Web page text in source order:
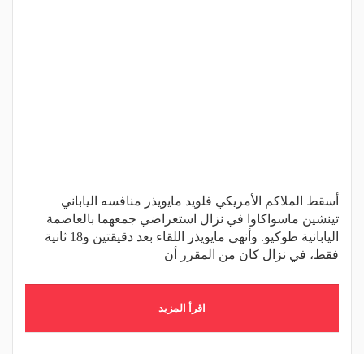
أسقط الملاكم الأمريكي فلويد مايويذر منافسه الياباني
تينشين ماسواكاوا في نزال استعراضي جمعهما بالعاصمة
اليابانية طوكيو. وأنهى مايويذر اللقاء بعد دقيقتين و18 ثانية
فقط، في نزال كان من المقرر أن
اقرأ المزيد